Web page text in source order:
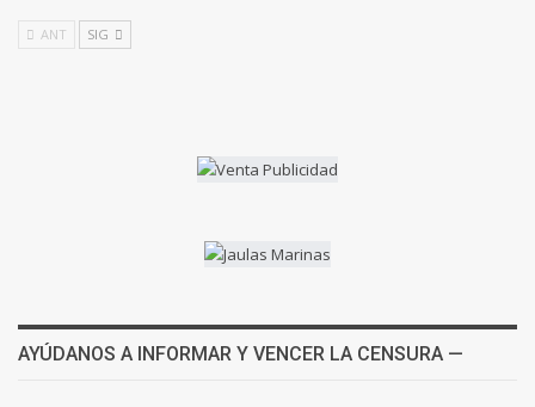
ANT SIG
AYÚDANOS A INFORMAR Y VENCER LA CENSURA —